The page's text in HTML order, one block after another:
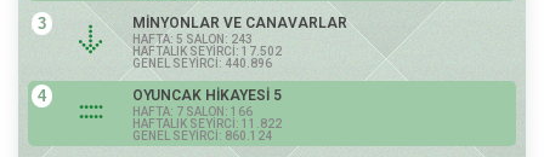
3 MİNYONLAR VE CANAVARLAR
HAFTA: 5 SALON: 243
HAFTALIK SEYİRCİ: 17.502
GENEL SEYİRCİ: 440.896
4 OYUNCAK HİKAYESİ 5
HAFTA: 7 SALON: 166
HAFTALIK SEYİRCİ: 11.822
GENEL SEYİRCİ: 860.124